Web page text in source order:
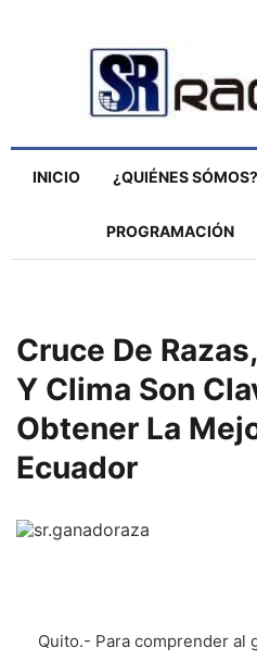
INICIO ¿QUIÉNES SÓMOS?
PROGRAMACIÓN
Cruce De
Y Clima Son
Obtener La
Ecuador
Quito.- Para comprender al